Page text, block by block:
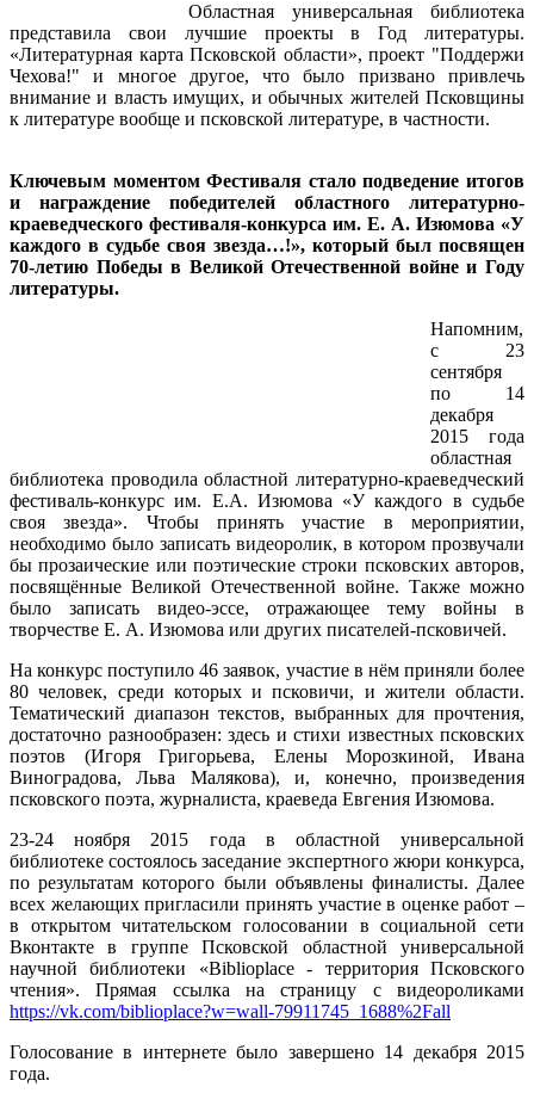
Областная универсальная библиотека
представила свои лучшие проекты в Год литературы.
«Литературная карта Псковской области», проект "Поддержи
Чехова!" и многое другое, что было призвано привлечь
внимание и власть имущих, и обычных жителей Псковщины
к литературе вообще и псковской литературе, в частности.
Ключевым моментом Фестиваля стало подведение итогов
и награждение победителей областного литературно-
краеведческого фестиваля-конкурса им. Е. А. Изюмова «У
каждого в судьбе своя звезда…!», который был посвящен
70-летию Победы в Великой Отечественной войне и Году
литературы.
Напомним,
с 23
сентября
по 14
декабря
2015 года
областная
библиотека проводила областной литературно-краеведческий
фестиваль-конкурс им. Е.А. Изюмова «У каждого в судьбе
своя звезда». Чтобы принять участие в мероприятии,
необходимо было записать видеоролик, в котором прозвучали
бы прозаические или поэтические строки псковских авторов,
посвящённые Великой Отечественной войне. Также можно
было записать видео-эссе, отражающее тему войны в
творчестве Е. А. Изюмова или других писателей-псковичей.
На конкурс поступило 46 заявок, участие в нём приняли более
80 человек, среди которых и псковичи, и жители области.
Тематический диапазон текстов, выбранных для прочтения,
достаточно разнообразен: здесь и стихи известных псковских
поэтов (Игоря Григорьева, Елены Морозкиной, Ивана
Виноградова, Льва Малякова), и, конечно, произведения
псковского поэта, журналиста, краеведа Евгения Изюмова.
23-24 ноября 2015 года в областной универсальной
библиотеке состоялось заседание экспертного жюри конкурса,
по результатам которого были объявлены финалисты. Далее
всех желающих пригласили принять участие в оценке работ –
в открытом читательском голосовании в социальной сети
Вконтакте в группе Псковской областной универсальной
научной библиотеки «Biblioplace - территория Псковского
чтения». Прямая ссылка на страницу с видеороликами
https://vk.com/biblioplace?w=wall-79911745_1688%2Fall
Голосование в интернете было завершено 14 декабря 2015
года.